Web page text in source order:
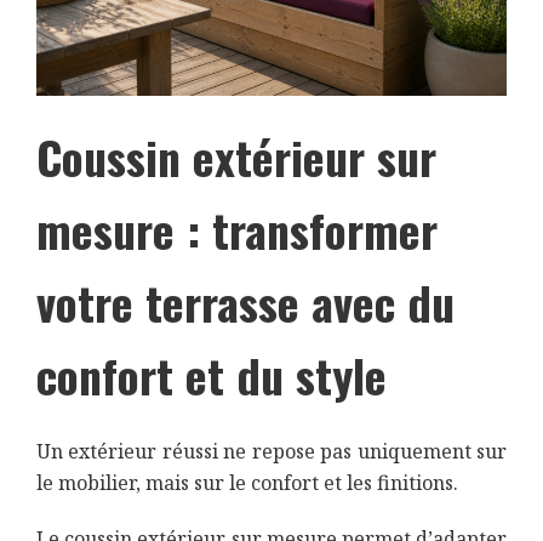
Coussin extérieur sur
mesure : transformer
votre terrasse avec du
confort et du style
Un extérieur réussi ne repose pas uniquement sur
le mobilier, mais sur le confort et les finitions.